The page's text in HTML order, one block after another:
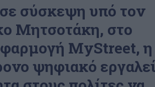
σύσκεψη υπό τον
Μητσοτάκη, στο
MyStreet, η
ψηφιακό